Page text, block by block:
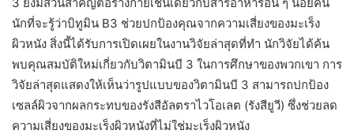
นักที่จะรู้ว่าบิทูมิน B3 ช่วยปกป้องคุณจากความเสี่ยงของมะเร็ง
ผิวหนัง สิ่งนี้ได้รับการเปิดเผยในงานวิจัยล่าสุดที่ทำ นักวิจัยได้ค้น
พบคุณสมบัติใหม่เกี่ยวกับวิตามินบี 3 ในการศึกษาของพวกเขา การ
วิจัยล่าสุดแสดงให้เห็นว่ารูปแบบของวิตามินบี 3 สามารถปกป้อง
เซลล์ผิวจากผลกระทบของรังสีอัลตราไวโอเลต (รังสียูวี) ซึ่งช่วยลด
ความเสี่ยงของมะเร็งผิวหนังที่ไม่ใช่มะเร็งผิวหนัง